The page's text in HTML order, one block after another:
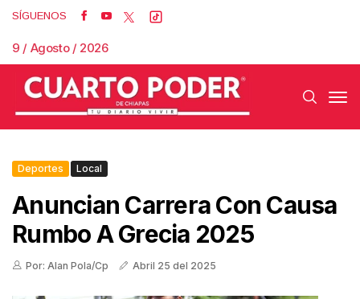
SÍGUENOS
9 / Agosto / 2026
Deportes Local
Anuncian Carrera Con Causa
Rumbo A Grecia 2025
Por: Alan Pola/Cp Abril 25 del 2025